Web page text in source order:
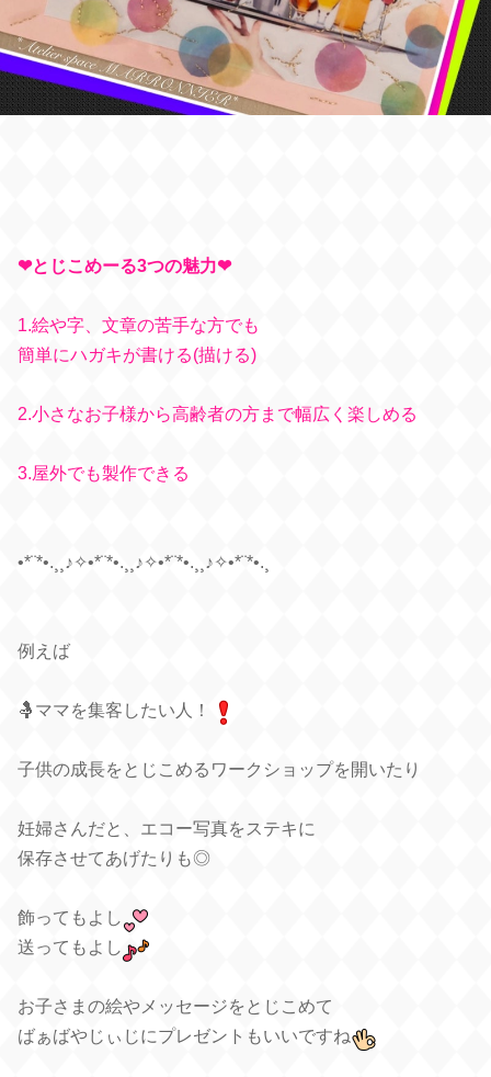
❤︎とじこめーる3つの魅力❤︎
1.絵や字、文章の苦手な方でも
簡単にハガキが書ける(描ける)
2.小さなお子様から高齢者の方まで幅広く楽しめる
3.屋外でも製作できる
•*¨*•.¸¸♪✧•*¨*•.¸¸♪✧•*¨*•.¸¸♪✧•*¨*•.¸
例えば
🤱ママを集客したい人！
子供の成長をとじこめるワークショップを開いたり
妊婦さんだと、エコー写真をステキに
保存させてあげたりも◎
飾ってもよし
送ってもよし
お子さまの絵やメッセージをとじこめて
ばぁばやじぃじにプレゼントもいいですね